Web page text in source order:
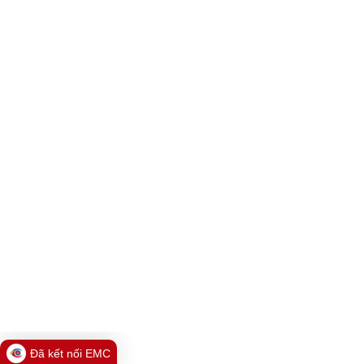
Đã kết nối EMC